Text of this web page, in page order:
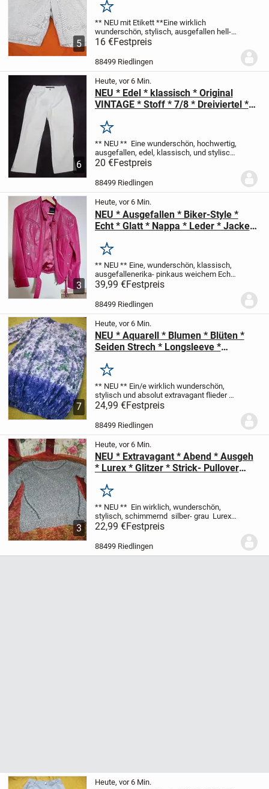
5
"PREMIUM by JACK & JONES" Gr. 46-
48/ S- M * hell- blau * weiß *
Merken
** NEU mit Etikett **Eine wirklich
wunderschön, stylisch, ausgefallen hell-
blau * weißHerren
im angesagten Look
by JACK & JONES **
16 €Festpreis
88499 Riedlingen
6
Heute, vor 6 Min.
NEU * Edel * klassisch * Original
VINTAGE * Stoff * 7/8 * Dreiviertel *
"Diesel Style Lab" Gr. 34- 36/ XS- S *
natur- weiß * ivory *
Merken
** NEU ** Eine wunderschön, hochwertig,
ausgefallen, edel, klassisch, und stylisch
natur- weiß * ivory
Dreiviertel * Stiefel * Capri
Waist * HOSE ...
20 €Festpreis
88499 Riedlingen
3
Heute, vor 6 Min.
NEU * Ausgefallen * Biker-Style *
Echt * Glatt * Nappa * Leder * Jacke *
erika * pink *
Merken
** NEU ** Eine, wunderschön, klassisch,
ausgefallenerika- pinkaus weichem Echt
Nappa- Glatt- LederJACKE
Biker- LOOK
** Taifun ** Original
38/ SMaße:Länge: ca. 56...
39,99 €Festpreis
88499 Riedlingen
7
Heute, vor 6 Min.
NEU * Aquarell * Blumen * Blüten *
Seiden Strech * Longsleeve *
Pauly" Original * Gr. 36- 38/ S * flieder
* lila * veilchen * grün *
Merken
** NEU ** Ein/e wirklich wunderschön,
stylisch und absolut extravagant flieder *
lila * veilchen * grün * im Ombre * Farb-
Verlauf
Aquarell * Blumen * Blüten
Rundum * Allover
24,99 €Festpreis
88499 Riedlingen
3
Heute, vor 6 Min.
NEU * Extravagant * Abend * Ausgeh
* Lurex * Glitzer * Strick- Pullover
Oversize * silber- grau *
Merken
** NEU ** Ein wirklich, wunderschön,
stylisch, schimmernd silber- grau Lurex *
Glitzer * Abend * Ausgeh
Strick- PULLOVER
36- 38, 40/ S- M *...
22,99 €Festpreis
88499 Riedlingen
Heute, vor 6 Min.